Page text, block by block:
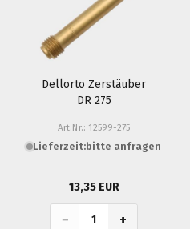
Dellorto Zerstäuber
DR 275
Art.Nr.: 12599-275
Lieferzeit:bitte anfragen
13,35 EUR
− +